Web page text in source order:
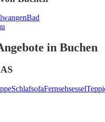
Bad
in Buchen
SchlafsofaFernsehsessel